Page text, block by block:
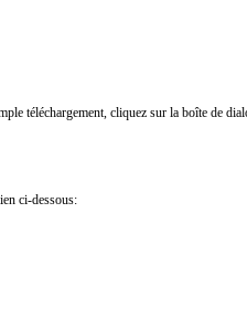
téléchargement, cliquez sur la boîte de
ci-dessous: